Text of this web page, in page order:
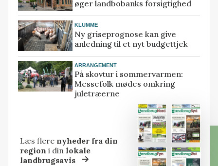
øger landbobanks forsigtighed
KLUMME
Ny griseprognose kan give
anledning til et nyt budgettjek
ARRANGEMENT
På skovtur i sommervarmen:
Messefolk mødes omkring
juletræerne
Læs flere nyheder fra din
region i dinlokale
landbrugsavis